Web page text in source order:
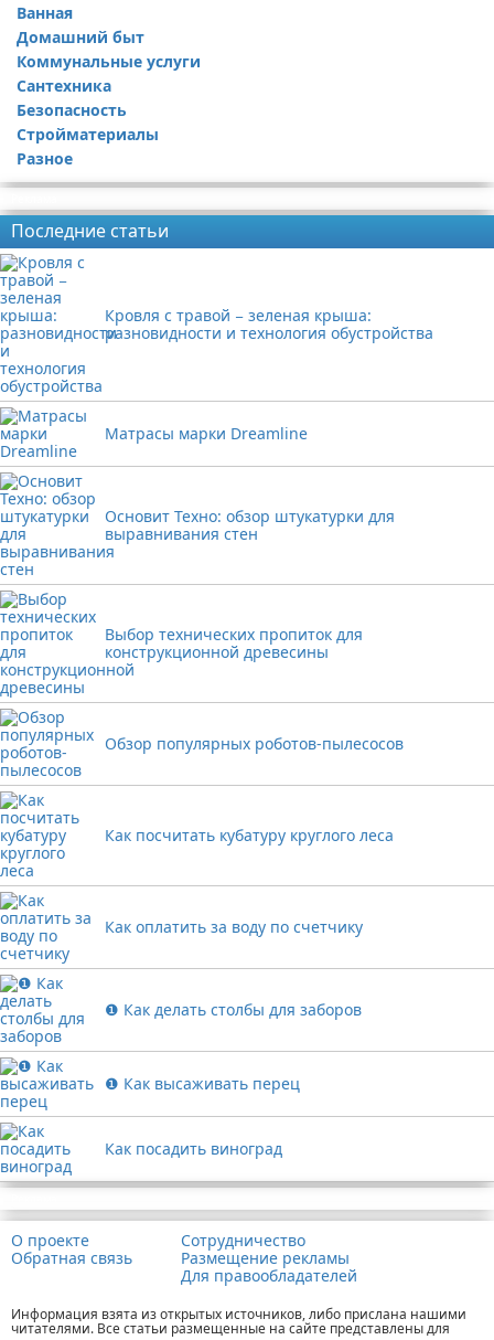
Ремонт квартиры
Ванная
Домашний быт
Коммунальные услуги
Сантехника
Безопасность
Стройматериалы
Разное
Последние статьи
Кровля с травой − зеленая крыша:
разновидности и технология обустройства
Матрасы марки Dreamline
Основит Техно: обзор штукатурки для
выравнивания стен
Выбор технических пропиток для
конструкционной древесины
Обзор популярных роботов-пылесосов
Как посчитать кубатуру круглого леса
Как оплатить за воду по счетчику
❶ Как делать столбы для заборов
❶ Как высаживать перец
Как посадить виноград
О проекте
Обратная связь
Сотрудничество
Размещение рекламы
Для правообладателей
Информация взята из открытых источников, либо прислана нашими
читателями. Все статьи размещенные на сайте представлены для